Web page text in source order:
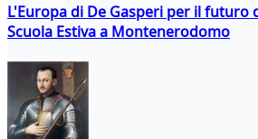
L'Europa di De Gasperi per il futuro
Scuola Estiva a Montenerodomo